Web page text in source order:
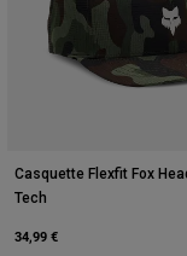
Casquette Flexfit Fox
Tech
34,99 €